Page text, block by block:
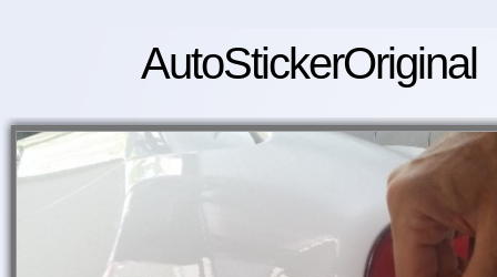
AutoStickerOriginal